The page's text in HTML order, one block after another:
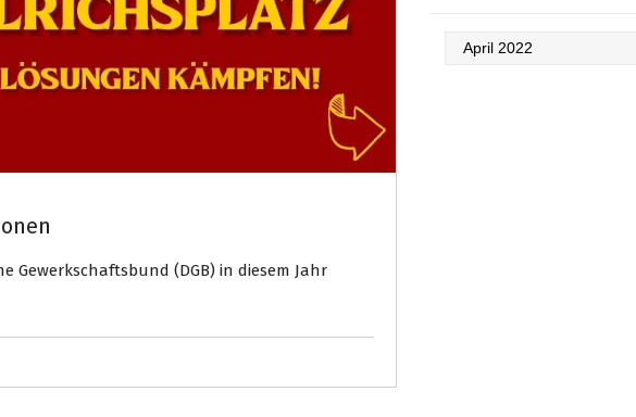
Gewerkschaftsbund (DGB) in diesem Jahr
Archiv